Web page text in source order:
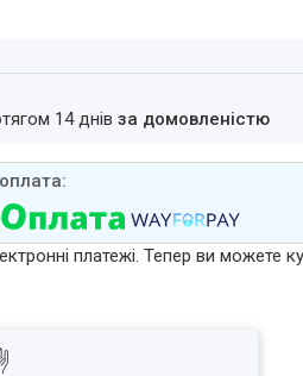
14 днівза домовленістю
платежі. Тепер ви можете